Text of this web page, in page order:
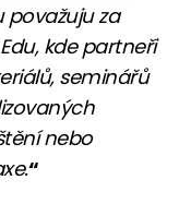
za
kde partneři
seminářů
nebo
“